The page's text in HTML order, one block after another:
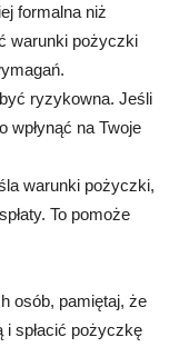
formalna niż
warunki pożyczki
ryzykowna. Jeśli
wpłynąć na Twoje
warunki pożyczki,
To pomoże
osób, pamiętaj, że
spłacić pożyczkę